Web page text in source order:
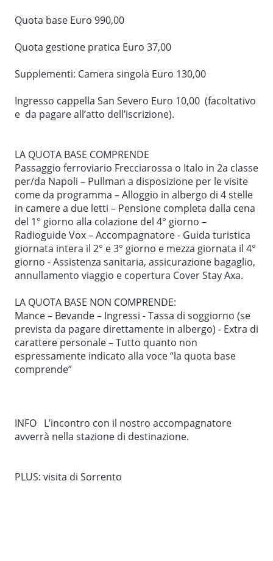
storico ed artistico, è la possibilità di poter rivivere,
quotidiana degli abitanti di una città che un evento
Nel pomeriggio proseguimento per Sorrento,
merletti e la lavorazione del legno intarsiato. Visita
dell'animato e pittoresco centro storico, con
disposizione. Al termine delle visite rientro in
albergo.
4° giorno: SALERNO (O DINTORNI) – ERCOLANO –
NAPOLI - LUOGO DI RIENTRO
Colazione e partenza per Ercolano. Visita con guida
degli scavi archeologici che hanno restituito i resti
dell'antica città romana seppellita, insieme a
Pompei, Stabiae ed Oplonti, sotto la coltre di ceneri,
lapilli e fango durante l'eruzione del Vesuvio. Il sito è
ricco di mosaici che testimoniano la pregevolezza
artistica e la ricchezza delle famiglie nobili dell’epoca.
Pranzo libero. Nel pomeriggio trasferimento alla
stazione ferroviaria di Napoli per il rientro.
Quota base Euro 990,00
Quota gestione pratica Euro 37,00
Supplementi: Camera singola Euro 130,00
Ingresso cappella San Severo Euro 10,00 (facoltativo
e da pagare all’atto dell’iscrizione).
LA QUOTA BASE COMPRENDE
Passaggio ferroviario Frecciarossa o Italo in 2a classe
per/da Napoli – Pullman a disposizione per le visite
come da programma – Alloggio in albergo di 4 stelle
in camere a due letti – Pensione completa dalla cena
del 1° giorno alla colazione del 4° giorno –
Radioguide Vox – Accompagnatore - Guida turistica
giornata intera il 2° e 3° giorno e mezza giornata il 4°
giorno - Assistenza sanitaria, assicurazione bagaglio,
annullamento viaggio e copertura Cover Stay Axa.
LA QUOTA BASE NON COMPRENDE:
Mance – Bevande – Ingressi - Tassa di soggiorno (se
prevista da pagare direttamente in albergo) - Extra di
carattere personale – Tutto quanto non
espressamente indicato alla voce “la quota base
comprende”
INFO L’incontro con il nostro accompagnatore
avverrà nella stazione di destinazione.
PLUS: visita di Sorrento